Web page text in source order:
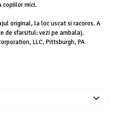
copiilor mici.
original, la loc uscat si racoros. A
de sfarsitul: vezi pe ambalaj.
LLC, Pittsburgh, PA